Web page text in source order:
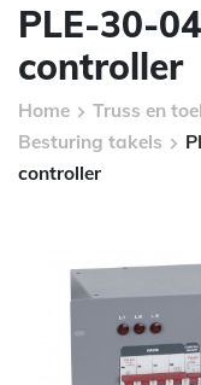
PLE-30-
controller
Home Truss en
Besturing takels
controller